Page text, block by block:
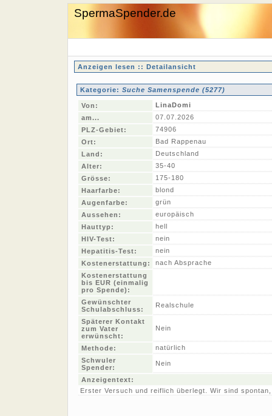
SpermaSpender.de
Anzeigen lesen :: Detailansicht
Kategorie: Suche Samenspende (5277)
Von:
LinaDomi
am...
07.07.2026
PLZ-Gebiet:
74906
Ort:
Bad Rappenau
Land:
Deutschland
Alter:
35-40
Grösse:
175-180
Haarfarbe:
blond
Augenfarbe:
grün
Aussehen:
europäisch
Hauttyp:
hell
HIV-Test:
nein
Hepatitis-Test:
nein
Kostenerstattung:
nach Absprache
Kostenerstattung
bis EUR (einmalig
pro Spende):
Gewünschter
Schulabschluss:
Realschule
Späterer Kontakt
zum Vater
erwünscht:
Nein
Methode:
natürlich
Schwuler
Spender:
Nein
Anzeigentext:
Erster Versuch und reiflich überlegt. Wir sind